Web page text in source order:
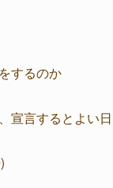
するのか
宣言するとよい日